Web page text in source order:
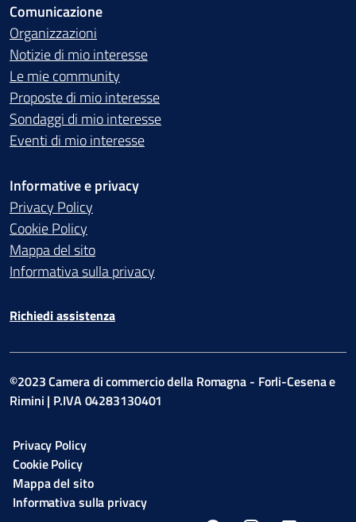
Comunicazione
Organizzazioni
Notizie di mio interesse
Le mie community
Proposte di mio interesse
Sondaggi di mio interesse
Eventi di mio interesse
Informative e privacy
Privacy Policy
Cookie Policy
Mappa del sito
Informativa sulla privacy
Richiedi assistenza
©2023 Camera di commercio della Romagna - Forli-Cesena e
Rimini | P.IVA 04283130401
Privacy Policy
Cookie Policy
Mappa del sito
Informativa sulla privacy